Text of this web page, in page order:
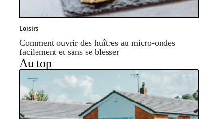
Loisirs
Comment ouvrir des huîtres au micro-ondes
facilement et sans se blesser
Au top